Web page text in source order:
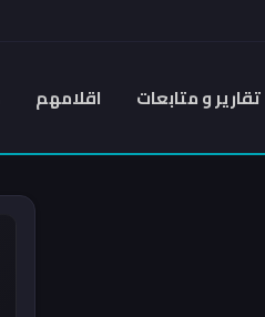
تقارير و متابعات اقلامهم